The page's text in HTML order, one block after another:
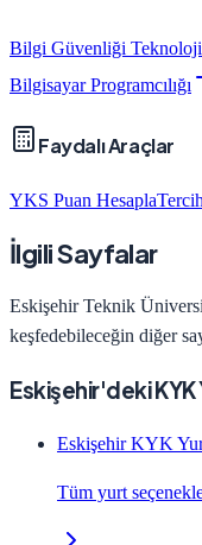
Bilgi Güvenliği
Bilgisayar Programcılığı
Faydalı Araçlar
YKS Puan Hesapla
İlgili Sayfalar
Eskişehir Teknik
keşfedebileceğin diğer
Eskişehir'deki KYK
Eskişehir KYK
Tüm yurt